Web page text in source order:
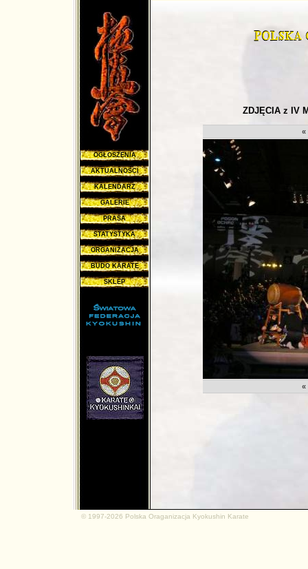
OGŁOSZENIA
AKTUALNOŚCI
KALENDARZ
GALERIE
PRASA
STATYSTYKA
ORGANIZACJA
BUDO KARATE
SKLEP
ZDJĘCIA z IV
«
«
© 1997-2026 Polska Oraganizacja Kyokushin Karate